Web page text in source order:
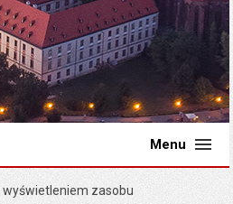
Menu
wyświetleniem zasobu